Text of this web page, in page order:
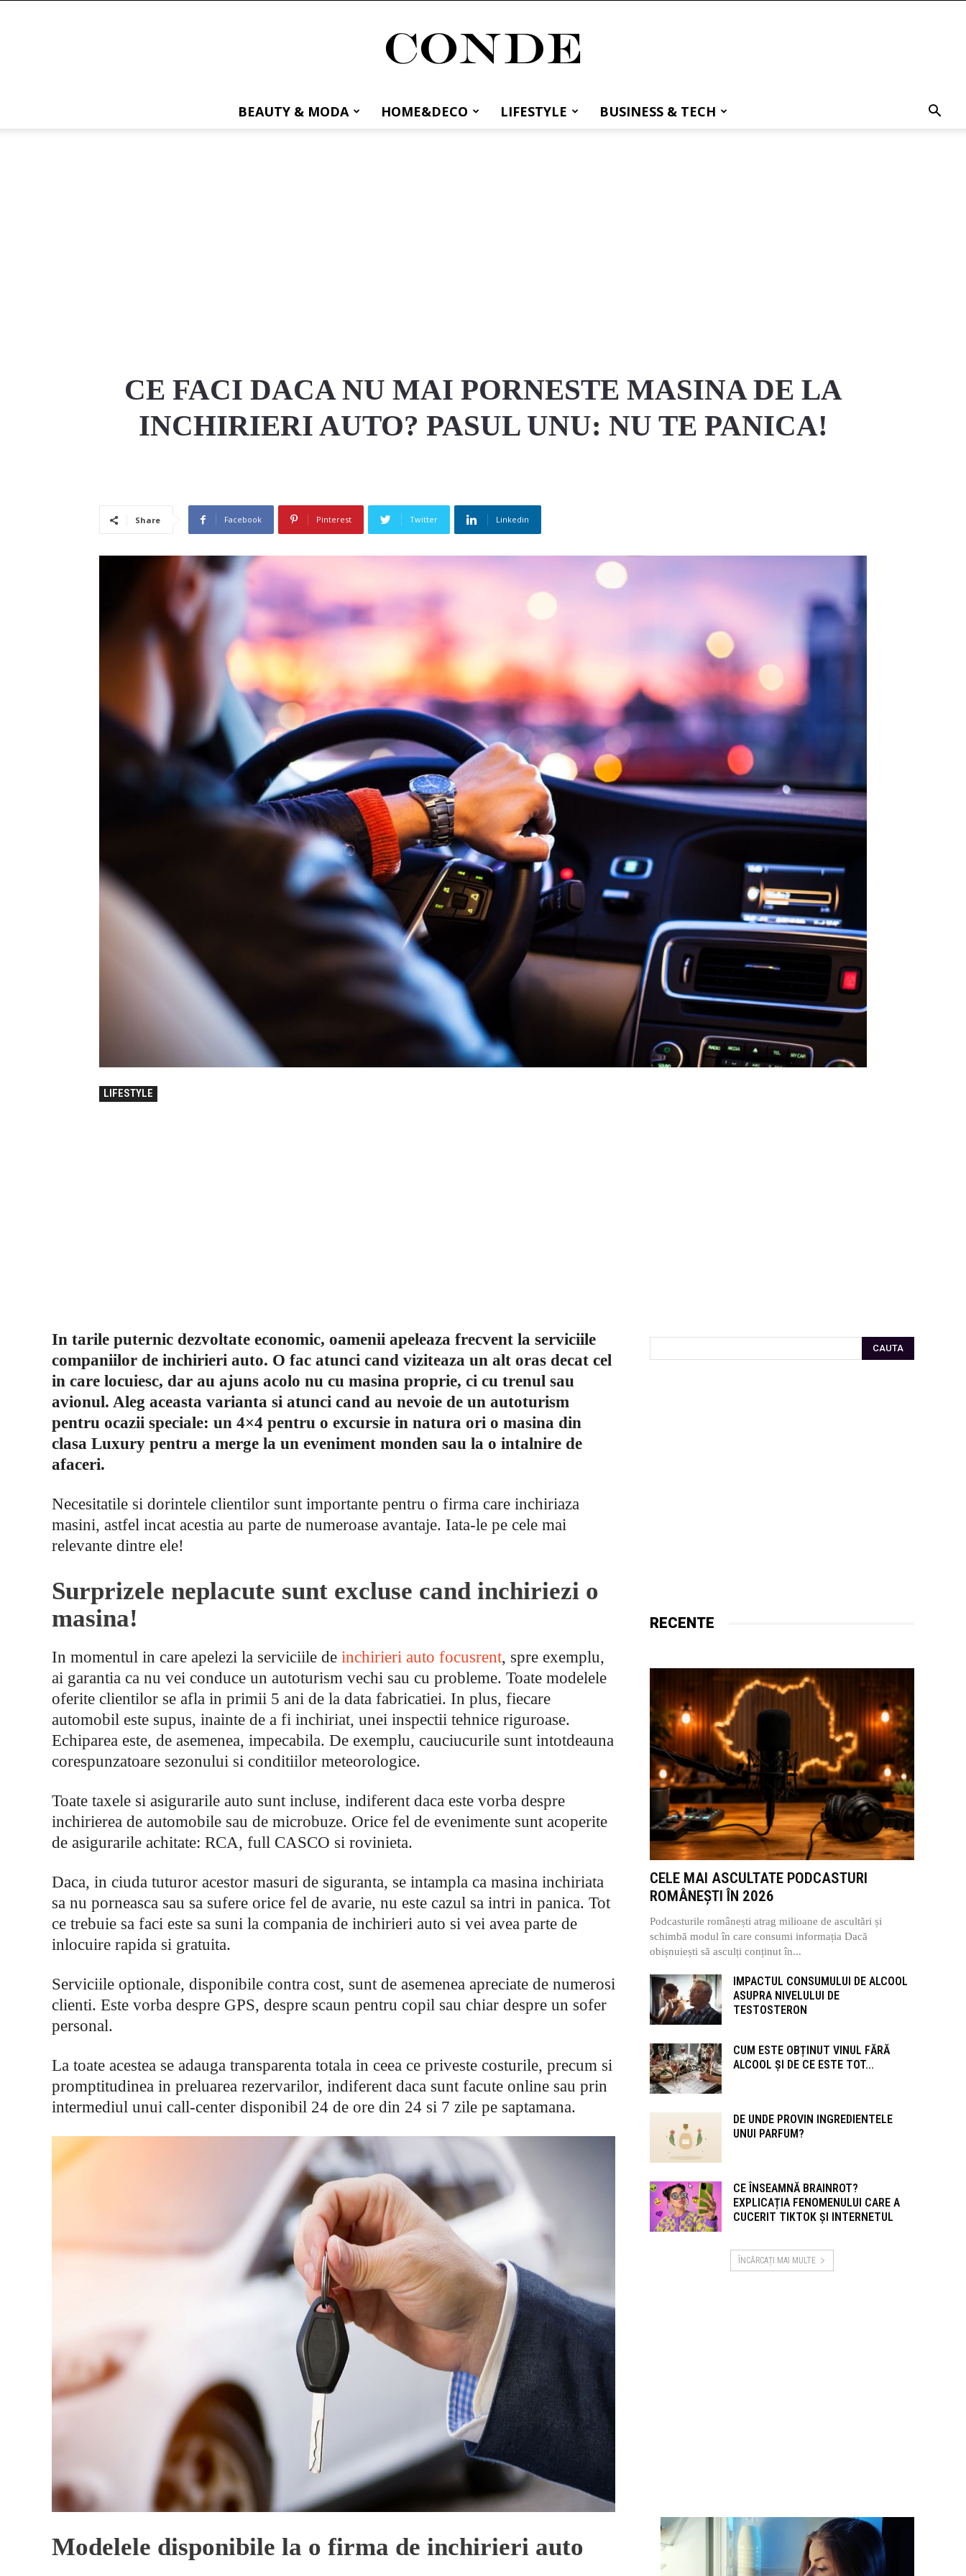
Conde
BEAUTY & MODA HOME&DECO LIFESTYLE BUSINESS & TECH
CE FACI DACA NU MAI PORNESTE MASINA DE LA
INCHIRIERI AUTO? PASUL UNU: NU TE PANICA!
Share Facebook Pinterest Twitter Linkedin
LIFESTYLE
In tarile puternic dezvoltate economic, oamenii apeleaza frecvent la serviciile
companiilor de inchirieri auto. O fac atunci cand viziteaza un alt oras decat cel
in care locuiesc, dar au ajuns acolo nu cu masina proprie, ci cu trenul sau
avionul. Aleg aceasta varianta si atunci cand au nevoie de un autoturism
pentru ocazii speciale: un 4×4 pentru o excursie in natura ori o masina din
clasa Luxury pentru a merge la un eveniment monden sau la o intalnire de
afaceri.
Necesitatile si dorintele clientilor sunt importante pentru o firma care inchiriaza
masini, astfel incat acestia au parte de numeroase avantaje. Iata-le pe cele mai
relevante dintre ele!
Surprizele neplacute sunt excluse cand inchiriezi o
masina!
In momentul in care apelezi la serviciile de inchirieri auto focusrent, spre exemplu,
ai garantia ca nu vei conduce un autoturism vechi sau cu probleme. Toate modelele
oferite clientilor se afla in primii 5 ani de la data fabricatiei. In plus, fiecare
automobil este supus, inainte de a fi inchiriat, unei inspectii tehnice riguroase.
Echiparea este, de asemenea, impecabila. De exemplu, cauciucurile sunt intotdeauna
corespunzatoare sezonului si conditiilor meteorologice.
Toate taxele si asigurarile auto sunt incluse, indiferent daca este vorba despre
inchirierea de automobile sau de microbuze. Orice fel de evenimente sunt acoperite
de asigurarile achitate: RCA, full CASCO si rovinieta.
Daca, in ciuda tuturor acestor masuri de siguranta, se intampla ca masina inchiriata
sa nu porneasca sau sa sufere orice fel de avarie, nu este cazul sa intri in panica. Tot
ce trebuie sa faci este sa suni la compania de inchirieri auto si vei avea parte de
inlocuire rapida si gratuita.
Serviciile optionale, disponibile contra cost, sunt de asemenea apreciate de numerosi
clienti. Este vorba despre GPS, despre scaun pentru copil sau chiar despre un sofer
personal.
La toate acestea se adauga transparenta totala in ceea ce priveste costurile, precum si
promptitudinea in preluarea rezervarilor, indiferent daca sunt facute online sau prin
intermediul unui call-center disponibil 24 de ore din 24 si 7 zile pe saptamana.
Modelele disponibile la o firma de inchirieri auto
CAUTA
RECENTE
CELE MAI ASCULTATE PODCASTURI
ROMÂNEȘTI ÎN 2026
Podcasturile românești atrag milioane de ascultări și
schimbă modul în care consumi informația Dacă
obișnuiești să asculți conținut în...
IMPACTUL CONSUMULUI DE ALCOOL
ASUPRA NIVELULUI DE
TESTOSTERON
CUM ESTE OBȚINUT VINUL FĂRĂ
ALCOOL ȘI DE CE ESTE TOT...
DE UNDE PROVIN INGREDIENTELE
UNUI PARFUM?
CE ÎNSEAMNĂ BRAINROT?
EXPLICAȚIA FENOMENULUI CARE A
CUCERIT TIKTOK ȘI INTERNETUL
ÎNCĂRCAȚI MAI MULTE